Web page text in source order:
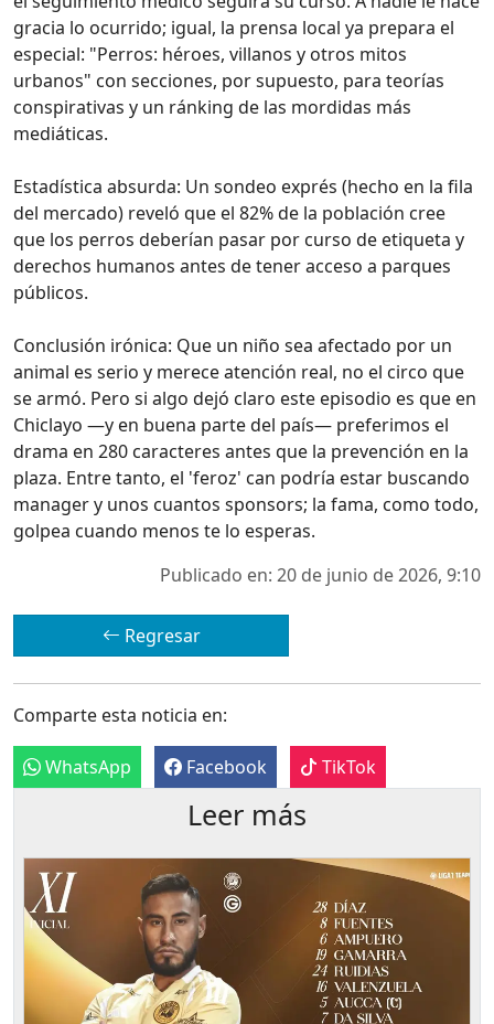
gracia lo ocurrido; igual, la prensa local ya prepara el
especial: "Perros: héroes, villanos y otros mitos
urbanos" con secciones, por supuesto, para teorías
conspirativas y un ránking de las mordidas más
mediáticas.
Estadística absurda: Un sondeo exprés (hecho en la fila
del mercado) reveló que el 82% de la población cree
que los perros deberían pasar por curso de etiqueta y
derechos humanos antes de tener acceso a parques
públicos.
Conclusión irónica: Que un niño sea afectado por un
animal es serio y merece atención real, no el circo que
se armó. Pero si algo dejó claro este episodio es que en
Chiclayo —y en buena parte del país— preferimos el
drama en 280 caracteres antes que la prevención en la
plaza. Entre tanto, el 'feroz' can podría estar buscando
manager y unos cuantos sponsors; la fama, como todo,
golpea cuando menos te lo esperas.
Publicado en: 20 de junio de 2026, 9:10
Regresar
Comparte esta noticia en:
WhatsApp Facebook TikTok
Leer más